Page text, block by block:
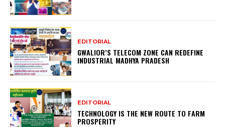
EDITORIAL
GWALIOR’S TELECOM ZONE CAN REDEFINE
INDUSTRIAL MADHYA PRADESH
EDITORIAL
TECHNOLOGY IS THE NEW ROUTE TO FARM
PROSPERITY